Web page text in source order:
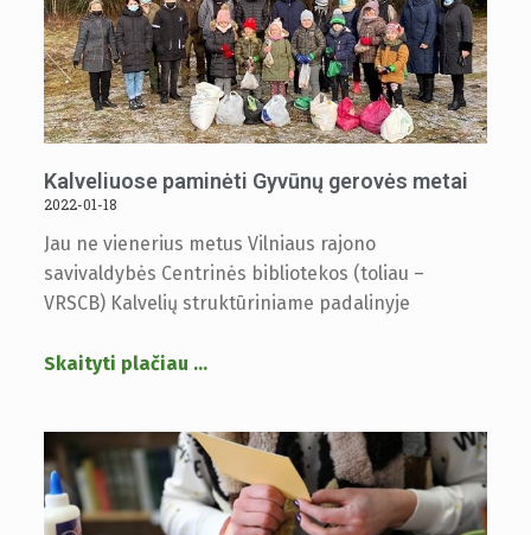
Kalveliuose paminėti Gyvūnų gerovės metai
2022-01-18
Jau ne vienerius metus Vilniaus rajono
savivaldybės Centrinės bibliotekos (toliau –
VRSCB) Kalvelių struktūriniame padalinyje
Skaityti plačiau …